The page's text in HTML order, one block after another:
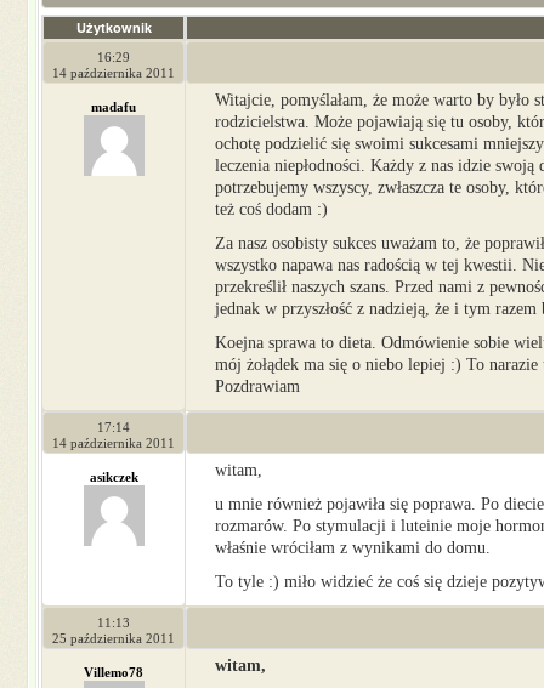
Użytkownik
16:29
14 października 2011
madafu
Witajcie, pomyślałam, że może warto by było
rodzicielstwa. Może pojawiają się tu osoby,
ochotę podzielić się swoimi sukcesami
leczenia niepłodności. Każdy z nas idzie
potrzebujemy wszyscy, zwłaszcza te osoby,
też coś dodam :)
Za nasz osobisty sukces uważam to, że
wszystko napawa nas radością w tej kwestii.
przekreślił naszych szans. Przed nami z
jednak w przyszłość z nadzieją, że i tym
Koejna sprawa to dieta. Odmówienie sobie
mój żołądek ma się o niebo lepiej :) To
Pozdrawiam
17:14
14 października 2011
asikczek
witam,
u mnie również pojawiła się poprawa. Po
rozmarów. Po stymulacji i luteinie moje
właśnie wróciłam z wynikami do domu.
To tyle :) miło widzieć że coś się dzieje
11:13
25 października 2011
Villemo78
witam,